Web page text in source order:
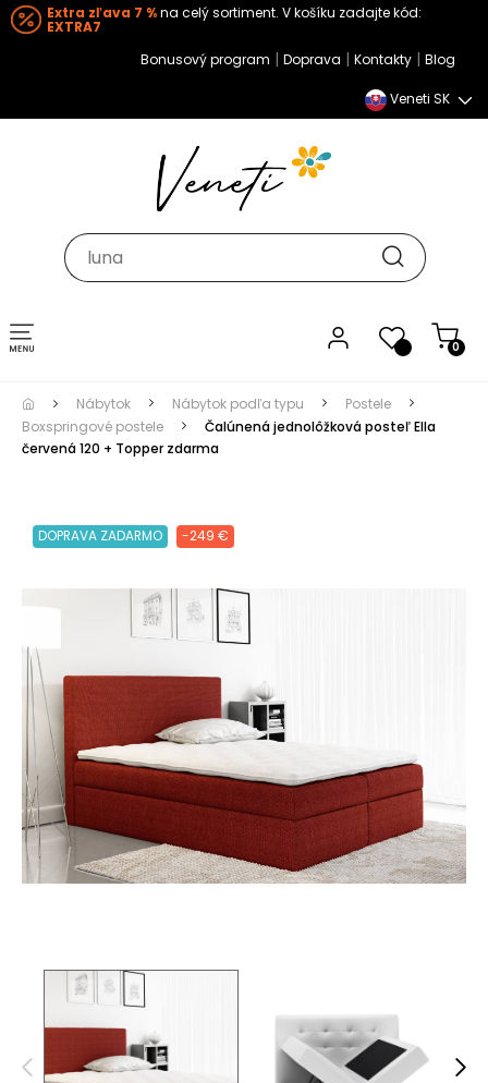
Extra zľava 7 %na celý sortiment. V košíku zadajte kód:
EXTRA7
Bonusový program | Doprava | Kontakty | Blog
Veneti SK
0
Toggle navigation
Nábytok Nábytok podľa typu
Postele
Boxspringové postele
Čalúnená jednolôžková posteľ Ella
červená 120 + Topper zdarma
DOPRAVA ZADARMO -249 €